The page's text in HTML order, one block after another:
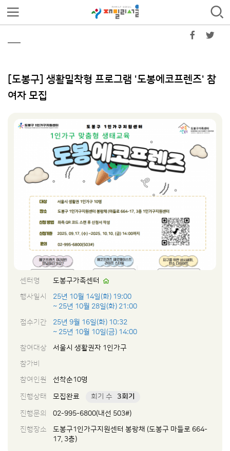
[도봉구] 생활밀착형 프로그램 '도봉에코프렌즈' 참
여자 모집
센터명
도봉구가족센터
행사일시
25년 10월 14일(화) 19:00
~ 25년 10월 28일(화) 21:00
접수기간
25년 9월 16일(화) 10:32
~ 25년 10월 10일(금) 14:00
참여대상
서울시 생활권자 1인가구
참가비
참여인원
선착순10명
진행상태 모집완료 회기 수 3회기
진행문의
02-995-6800(내선 503#)
진행장소
도봉구1인가구지원센터 봉랑채 (도봉구 마들로 664-
17, 3층)